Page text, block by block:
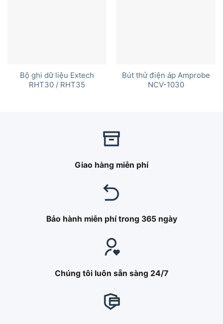
Bộ ghi dữ liệu Extech
RHT30 / RHT35
Bút thử điện áp Amprobe
NCV-1030
Giao hàng miễn phí
Bảo hành miễn phí trong 365 ngày
Chúng tôi luôn sẵn sàng 24/7